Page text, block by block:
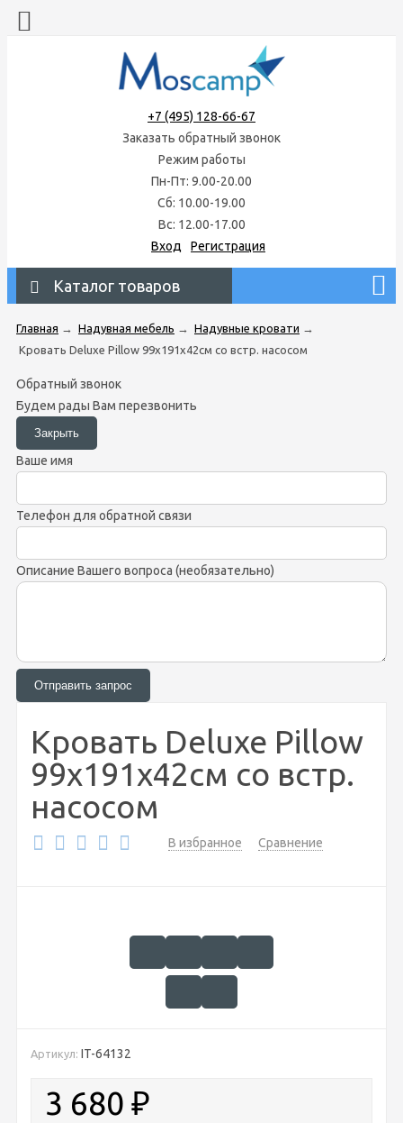
+7 (495) 128-66-67
Заказать обратный звонок
Режим работы
Пн-Пт: 9.00-20.00
Сб: 10.00-19.00
Вс: 12.00-17.00
Вход
Регистрация
Каталог товаров
Главная → Надувная мебель → Надувные кровати →
Кровать Deluxe Pillow 99х191х42см со встр. насосом
Обратный звонок
Будем рады Вам перезвонить
Ваше имя
Телефон для обратной связи
Описание Вашего вопроса (необязательно)
Кровать Deluxe Pillow
99х191х42см со встр.
насосом
В избранное Сравнение
Артикул: IT-64132
3 680 ₽